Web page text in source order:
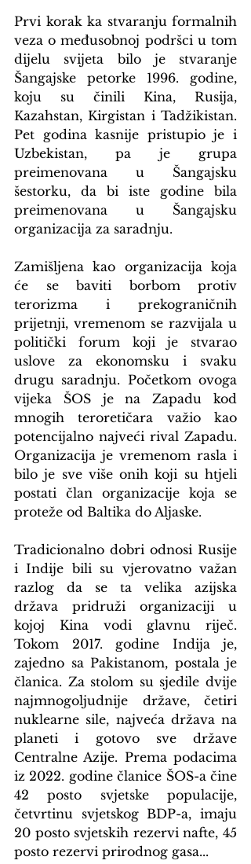
Prvi korak ka stvaranju formalnih
veza o međusobnoj podršci u tom
dijelu svijeta bilo je stvaranje
Šangajske petorke 1996. godine,
koju su činili Kina, Rusija,
Kazahstan, Kirgistan i Tadžikistan.
Pet godina kasnije pristupio je i
Uzbekistan, pa je grupa
preimenovana u Šangajsku
šestorku, da bi iste godine bila
preimenovana u Šangajsku
organizacija za saradnju.
Zamišljena kao organizacija koja
će se baviti borbom protiv
terorizma i prekograničnih
prijetnji, vremenom se razvijala u
politički forum koji je stvarao
uslove za ekonomsku i svaku
drugu saradnju. Početkom ovoga
vijeka ŠOS je na Zapadu kod
mnogih teroretičara važio kao
potencijalno najveći rival Zapadu.
Organizacija je vremenom rasla i
bilo je sve više onih koji su htjeli
postati član organizacije koja se
proteže od Baltika do Aljaske.
Tradicionalno dobri odnosi Rusije
i Indije bili su vjerovatno važan
razlog da se ta velika azijska
država pridruži organizaciji u
kojoj Kina vodi glavnu riječ.
Tokom 2017. godine Indija je,
zajedno sa Pakistanom, postala je
članica. Za stolom su sjedile dvije
najmnogoljudnije države, četiri
nuklearne sile, najveća država na
planeti i gotovo sve države
Centralne Azije. Prema podacima
iz 2022. godine članice ŠOS-a čine
42 posto svjetske populacije,
četvrtinu svjetskog BDP-a, imaju
20 posto svjetskih rezervi nafte, 45
posto rezervi prirodnog gasa...